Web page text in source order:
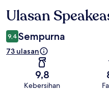
Ulasan
Ulasan
9,4 Sempurna
73 ulasan
9,8
Kebersihan